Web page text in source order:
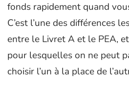
fonds rapidement quand
C’est l’une des différences
entre le Livret A et le PEA,
pour lesquelles on ne peut
choisir l’un à la place de